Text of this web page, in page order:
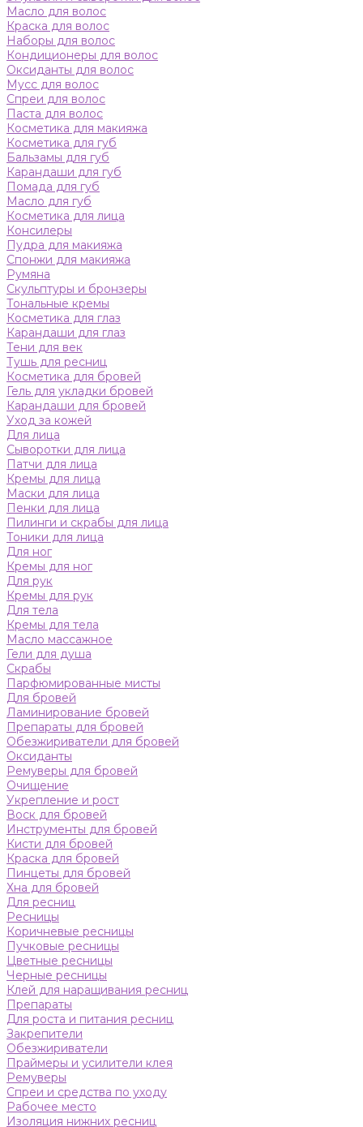
Масло для волос
Краска для волос
Наборы для волос
Кондиционеры для волос
Оксиданты для волос
Мусс для волос
Спреи для волос
Паста для волос
Косметика для макияжа
Косметика для губ
Бальзамы для губ
Карандаши для губ
Помада для губ
Масло для губ
Косметика для лица
Консилеры
Пудра для макияжа
Спонжи для макияжа
Румяна
Скульптуры и бронзеры
Тональные кремы
Косметика для глаз
Карандаши для глаз
Тени для век
Тушь для ресниц
Косметика для бровей
Гель для укладки бровей
Карандаши для бровей
Уход за кожей
Для лица
Сыворотки для лица
Патчи для лица
Кремы для лица
Маски для лица
Пенки для лица
Пилинги и скрабы для лица
Тоники для лица
Для ног
Кремы для ног
Для рук
Кремы для рук
Для тела
Кремы для тела
Масло массажное
Гели для душа
Скрабы
Парфюмированные мисты
Для бровей
Ламинирование бровей
Препараты для бровей
Обезжириватели для бровей
Оксиданты
Ремуверы для бровей
Очищение
Укрепление и рост
Воск для бровей
Инструменты для бровей
Кисти для бровей
Краска для бровей
Пинцеты для бровей
Хна для бровей
Для ресниц
Ресницы
Коричневые ресницы
Пучковые ресницы
Цветные ресницы
Черные ресницы
Клей для наращивания ресниц
Препараты
Для роста и питания ресниц
Закрепители
Обезжириватели
Праймеры и усилители клея
Ремуверы
Спреи и средства по уходу
Рабочее место
Изоляция нижних ресниц